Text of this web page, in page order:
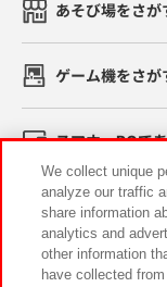
あそび場をさが
ゲーム機をさが
スマホ・PCで
イベント・キャ
We collect unique
analyze our traffic
share information
analytics and
other information
have collected